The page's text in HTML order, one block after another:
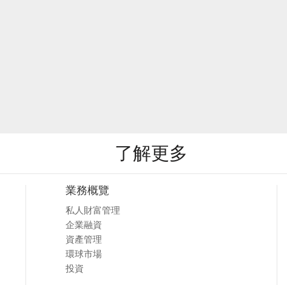
了解更多
業務概覽
私人財富管理
企業融資
資產管理
環球市場
投資